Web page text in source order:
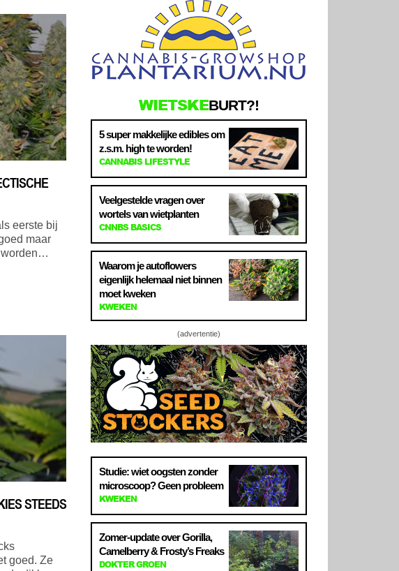
eerste bij
maar
worden…
STEEDS
goed. Ze
WIETSKEBURT?!
5 super makkelijke edibles om
z.s.m. high te worden!
CANNABIS LIFESTYLE
Veelgestelde vragen over
wortels van wietplanten
CNNBS BASICS
Waarom je autoflowers
eigenlijk helemaal niet binnen
moet kweken
KWEKEN
(advertentie)
Studie: wiet oogsten zonder
microscoop? Geen probleem
KWEKEN
Zomer-update over Gorilla,
Camelberry & Frosty’s Freaks
DOKTER GROEN